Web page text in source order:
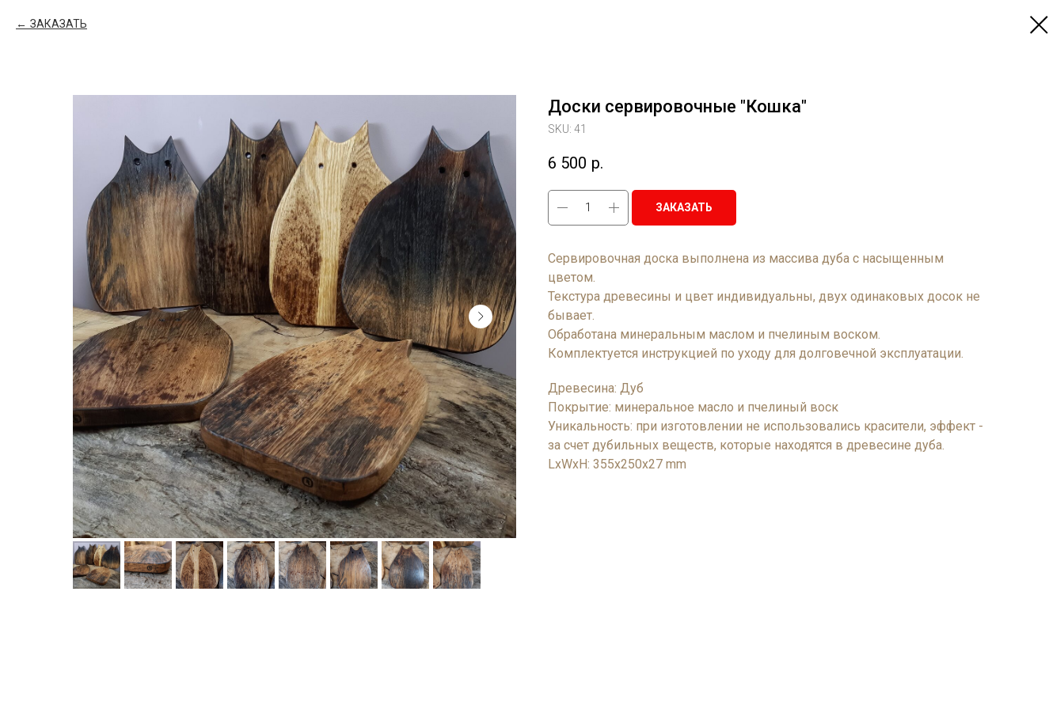
ЗАКАЗАТЬ
Доски сервировочные "Кошка"
SKU: 41
6 500 р.
ЗАКАЗАТЬ
Сервировочная доска выполнена из массива дуба с насыщенным
цветом.
Текстура древесины и цвет индивидуальны, двух одинаковых досок не
бывает.
Обработана минеральным маслом и пчелиным воском.
Комплектуется инструкцией по уходу для долговечной эксплуатации.
Древесина: Дуб
Покрытие: минеральное масло и пчелиный воск
Уникальность: при изготовлении не использовались красители, эффект -
за счет дубильных веществ, которые находятся в древесине дуба.
LxWxH: 355x250x27 mm